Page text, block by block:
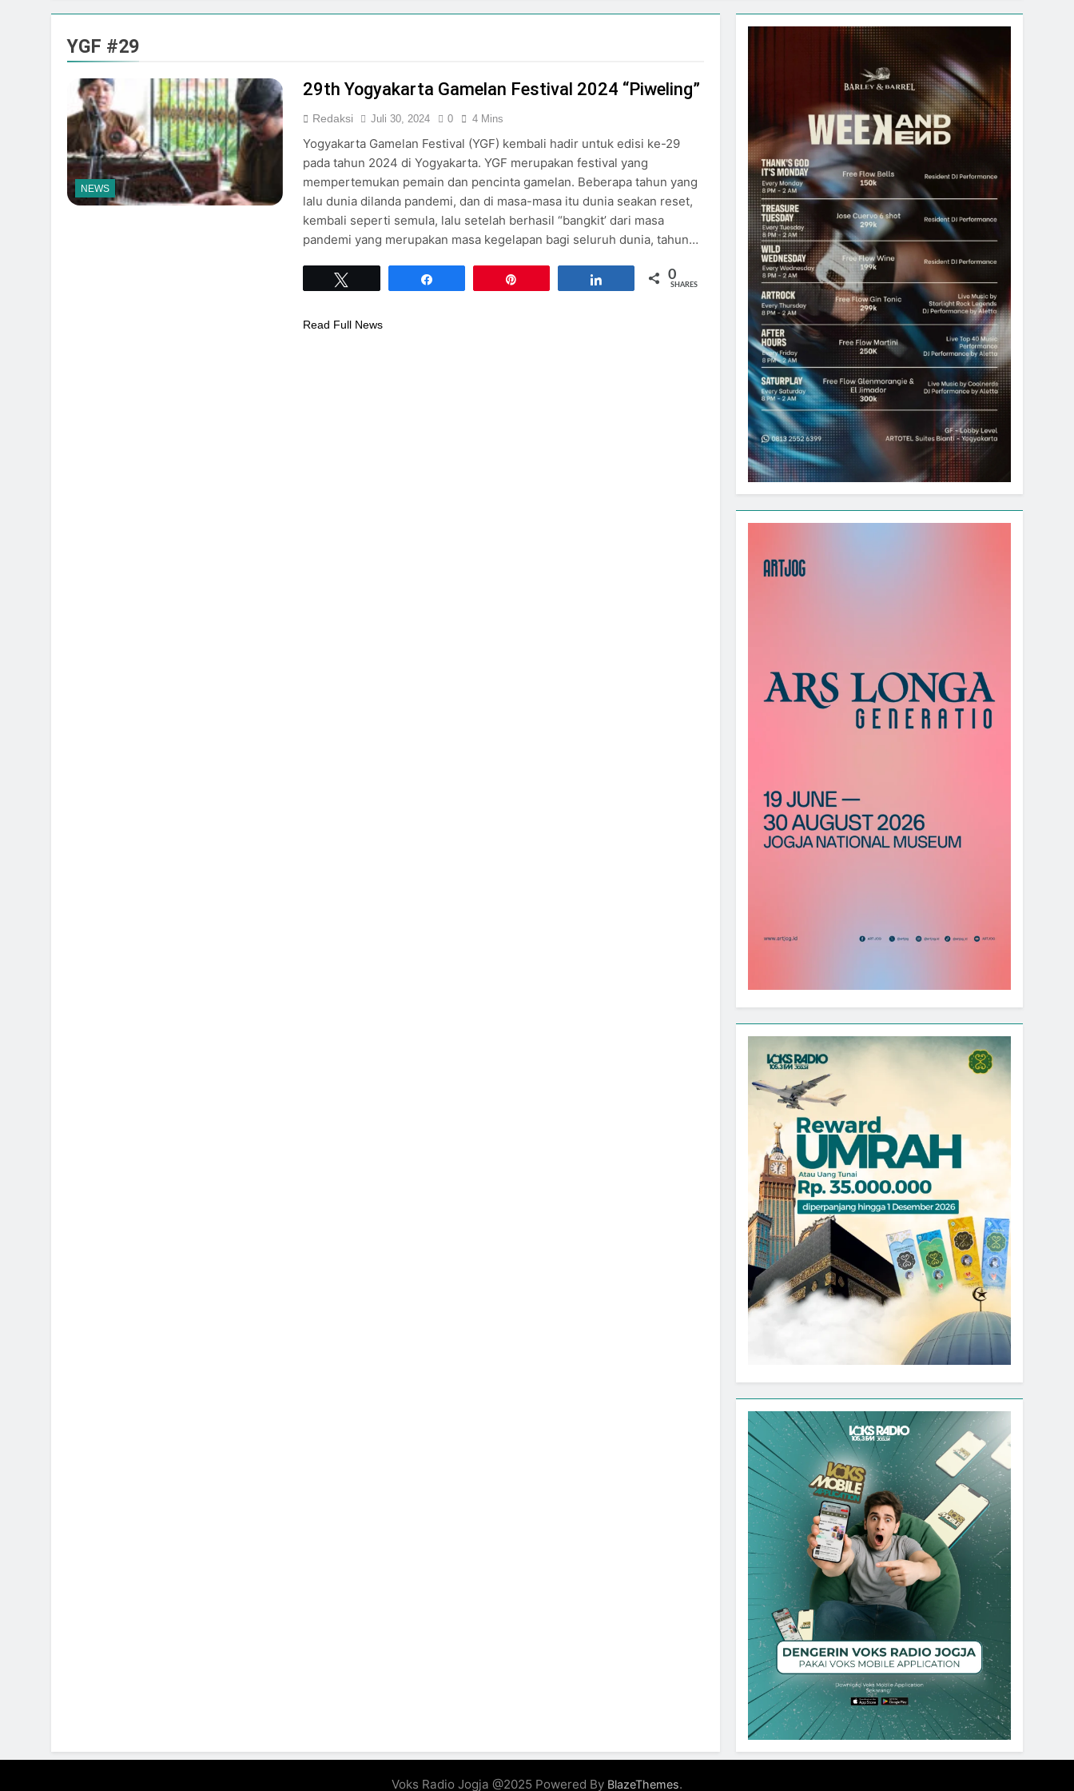
YGF #29
NEWS
29th Yogyakarta Gamelan Festival 2024 “Piweling”
Redaksi Juli 30, 2024 0 4 Mins
Yogyakarta Gamelan Festival (YGF) kembali hadir untuk edisi ke-29
pada tahun 2024 di Yogyakarta. YGF merupakan festival yang
mempertemukan pemain dan pencinta gamelan. Beberapa tahun yang
lalu dunia dilanda pandemi, dan di masa-masa itu dunia seakan reset,
kembali seperti semula, lalu setelah berhasil “bangkit’ dari masa
pandemi yang merupakan masa kegelapan bagi seluruh dunia, tahun…
0
SHARES
Read Full News
Voks Radio Jogja @2025 Powered By BlazeThemes.